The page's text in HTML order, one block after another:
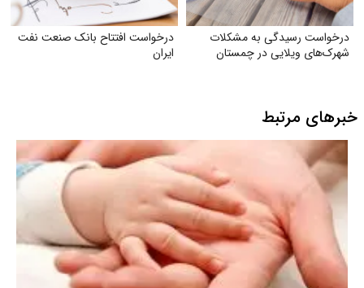
درخواست رسیدگی به مشکلات
شهرک‌های ویلایی در چمستان
درخواست افتتاح بانک صنعت نفت
ایران
خبرهای مرتبط